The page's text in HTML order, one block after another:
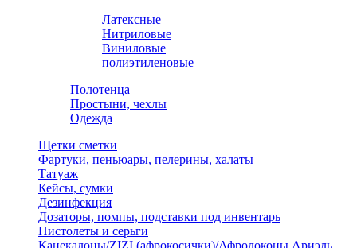
Латексные
Нитриловые
Виниловые
полиэтиленовые
Полотенца
Простыни, чехлы
Одежда
Щетки сметки
Фартуки, пеньюары, пелерины, халаты
Татуаж
Кейсы, сумки
Дезинфекция
Дозаторы, помпы, подставки под инвентарь
Пистолеты и серьги
Канекалоны/ZIZI (афрокосички)/Афролоконы Ариэль